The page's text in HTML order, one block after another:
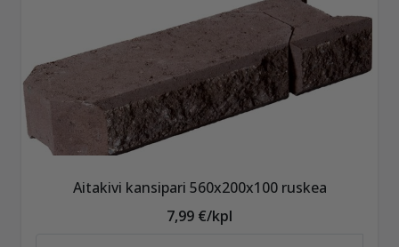
Aitakivi kansipari 560x200x100 ruskea
7,99 €/kpl